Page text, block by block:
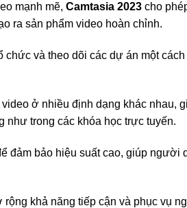
mạnh mẽ, Camtasia 2023 cho
ra sản phẩm video hoàn chỉnh.
chức và theo dõi các dự án một
ở nhiều định dạng khác nhau,
như trong các khóa học trực tuyến.
đảm bảo hiệu suất cao, giúp người
khả năng tiếp cận và phục vụ